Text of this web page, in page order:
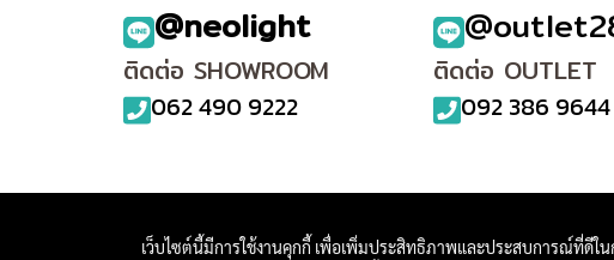
@neolight
ติดต่อ SHOWROOM
062 490 9222
ติดต่อ OUTLET
092 386 9644
เว็บไซต์นี้มีการใช้งานคุกกี้ เพื่อเพิ่มประสิทธิภาพและประสบการณ์ที่ดีใ